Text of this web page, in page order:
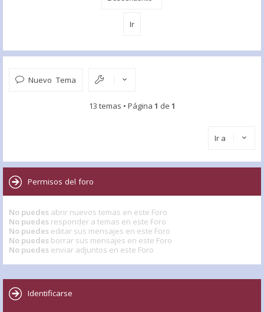
Nuevo Tema
13 temas • Página 1 de 1
Ir a
Permisos del foro
No puedes abrir nuevos temas en este Foro
No puedes responder a temas en este Foro
No puedes editar sus mensajes en este Foro
No puedes borrar sus mensajes en este Foro
No puedes enviar adjuntos en este Foro
Identificarse